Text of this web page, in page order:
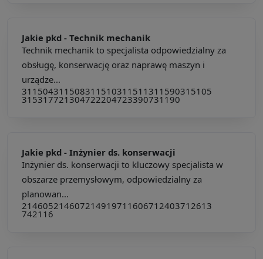
Jakie pkd - Technik mechanik
Technik mechanik to specjalista odpowiedzialny za
obsługę, konserwację oraz naprawę maszyn i
urządze...
311504311508311510311511311590315105
315317721304722204723390731190
Jakie pkd - Inżynier ds. konserwacji
Inżynier ds. konserwacji to kluczowy specjalista w
obszarze przemysłowym, odpowiedzialny za
planowan...
214605214607214919711606712403712613
742116